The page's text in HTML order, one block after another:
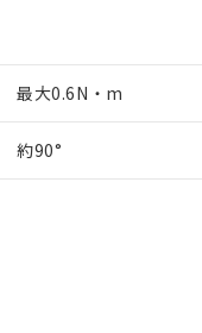
最大0.6N・m
約90°